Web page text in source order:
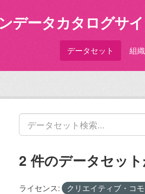
データカタログサ
データセット 組織
2 件のデータセッ
ライセンス: クリエイティブ・コ